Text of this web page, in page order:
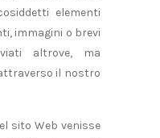
elementi
immagini o brevi
altrove, ma
il nostro
sito Web venisse